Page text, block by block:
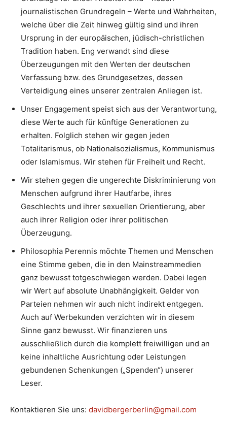
journalistischen Grundregeln – Werte und Wahrheiten,
welche über die Zeit hinweg gültig sind und ihren
Ursprung in der europäischen, jüdisch-christlichen
Tradition haben. Eng verwandt sind diese
Überzeugungen mit den Werten der deutschen
Verfassung bzw. des Grundgesetzes, dessen
Verteidigung eines unserer zentralen Anliegen ist.
Unser Engagement speist sich aus der Verantwortung,
diese Werte auch für künftige Generationen zu
erhalten. Folglich stehen wir gegen jeden
Totalitarismus, ob Nationalsozialismus, Kommunismus
oder Islamismus. Wir stehen für Freiheit und Recht.
Wir stehen gegen die ungerechte Diskriminierung von
Menschen aufgrund ihrer Hautfarbe, ihres
Geschlechts und ihrer sexuellen Orientierung, aber
auch ihrer Religion oder ihrer politischen
Überzeugung.
Philosophia Perennis möchte Themen und Menschen
eine Stimme geben, die in den Mainstreammedien
ganz bewusst totgeschwiegen werden. Dabei legen
wir Wert auf absolute Unabhängigkeit. Gelder von
Parteien nehmen wir auch nicht indirekt entgegen.
Auch auf Werbekunden verzichten wir in diesem
Sinne ganz bewusst. Wir finanzieren uns
ausschließlich durch die komplett freiwilligen und an
keine inhaltliche Ausrichtung oder Leistungen
gebundenen Schenkungen („Spenden“) unserer
Leser.
Kontaktieren Sie uns: davidbergerberlin@gmail.com